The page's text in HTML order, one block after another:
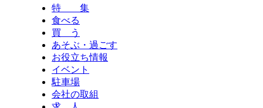
特 集
食べる
買 う
あそぶ・過ごす
お役立ち情報
イベント
駐車場
会社の取組